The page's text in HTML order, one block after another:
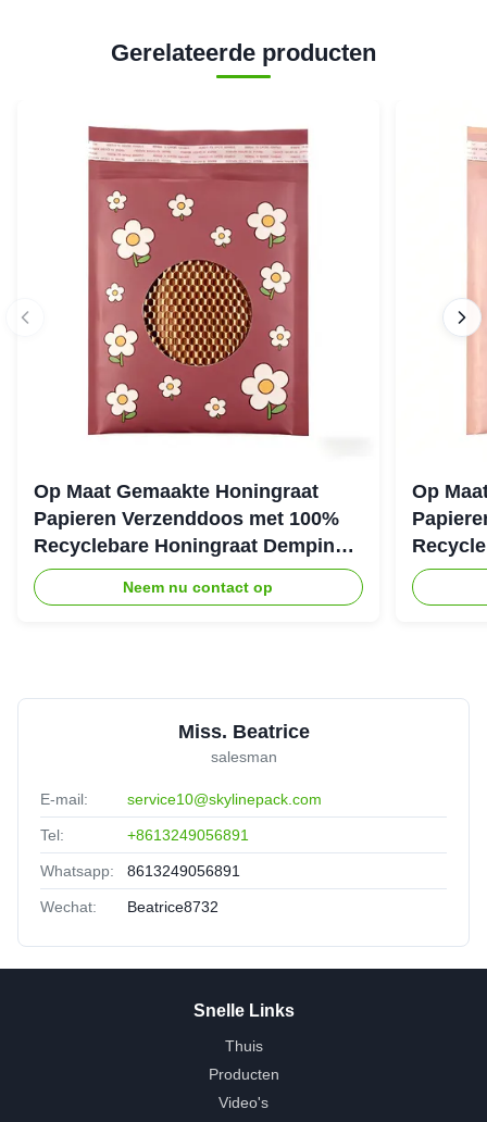
Gerelateerde producten
Op Maat Gemaakte Honingraat
Papieren Verzenddoos met 100%
Recyclebare Honingraat Demping
Structuur voor Eco Beschermende
Verpakking
Neem nu contact op
Op
Miss. Beatrice
salesman
E-mail: service10@skylinepack.com
Tel: +8613249056891
Whatsapp: 8613249056891
Wechat: Beatrice8732
Snelle Links
Thuis
Producten
Video's